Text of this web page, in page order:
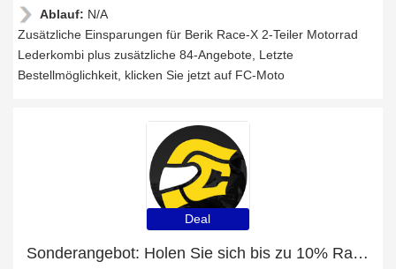
Ablauf: N/A
Zusätzliche Einsparungen für Berik Race-X 2-Teiler Motorrad
Lederkombi plus zusätzliche 84-Angebote, Letzte
Bestellmöglichkeit, klicken Sie jetzt auf FC-Moto
Deal
Sonderangebot: Holen Sie sich bis zu 10% Rabatt auf FC-Moto Moto Damen T-Shirt